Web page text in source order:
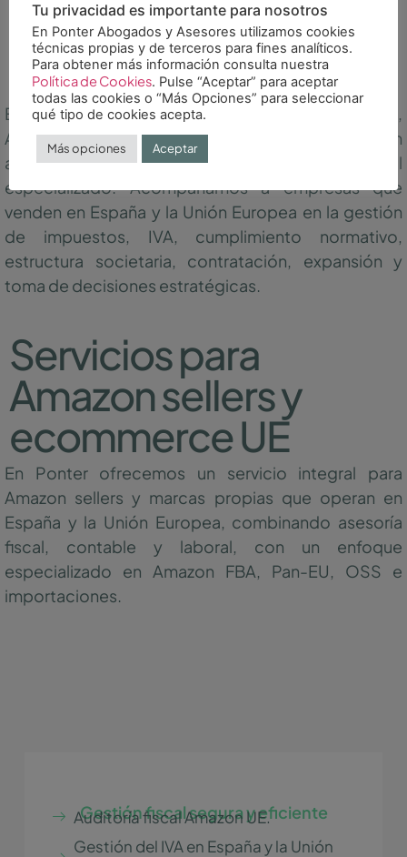
Asesoría fiscal y legal
para ecommerce
En Ponter ayudamos a ecommerce, tiendas online,
Amazon sellers y negocios digitales con
asesoramiento fiscal, contable, laboral y legal
especializado. Acompañamos a empresas que
venden en España y la Unión Europea en la gestión
de impuestos, IVA, cumplimiento normativo,
estructura societaria, contratación, expansión y
toma de decisiones estratégicas.
Servicios para
Amazon sellers y
ecommerce UE
En Ponter ofrecemos un servicio integral para
Amazon sellers y marcas propias que operan en
España y la Unión Europea, combinando asesoría
fiscal, contable y laboral, con un enfoque
especializado en Amazon FBA, Pan-EU, OSS e
importaciones.
Gestión fiscal segura y eficiente
Auditoría fiscal Amazon UE.
Gestión del IVA en España y la Unión
Tu privacidad es importante para nosotros
En Ponter Abogados y Asesores utilizamos cookies
técnicas propias y de terceros para fines analíticos.
Para obtener más información consulta nuestra
Política de Cookies. Pulse “Aceptar” para aceptar
todas las cookies o “Más Opciones” para seleccionar
qué tipo de cookies acepta.
Más opciones Aceptar